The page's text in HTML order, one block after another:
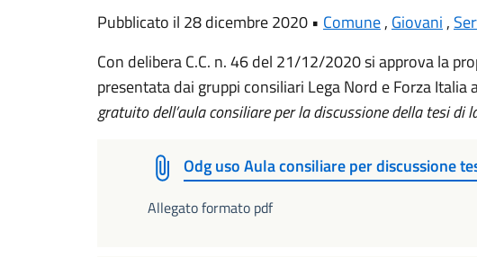
Pubblicato il 28 dicembre 2020 • Comune, Giovani ,
Con delibera C.C. n. 46 del 21/12/2020 si approva la
presentata dai gruppi consiliari Lega Nord e Forza Italia
gratuito dell’aula consiliare per la discussione della tesi di
Odg uso Aula consiliare per discussione
Allegato formato pdf